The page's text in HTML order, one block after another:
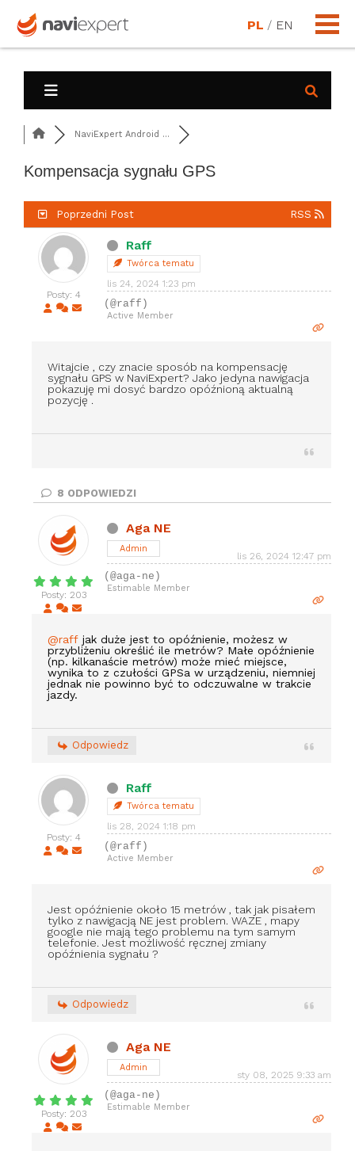
PL / EN
NaviExpert Android ...
Kompensacja sygnału GPS
Poprzedni Post RSS
Posty: 4
Raff
Twórca tematu
lis 24, 2024 1:23 pm
(@raff)
Active Member
Witajcie , czy znacie sposób na kompensację
sygnału GPS w NaviExpert? Jako jedyna nawigacja
pokazuję mi dosyć bardzo opóźnioną aktualną
pozycję .
8 ODPOWIEDZI
Posty: 203
Aga NE
Admin
lis 26, 2024 12:47 pm
(@aga-ne)
Estimable Member
@raff jak duże jest to opóźnienie, możesz w
przybliżeniu określić ile metrów? Małe opóźnienie
(np. kilkanaście metrów) może mieć miejsce,
wynika to z czułości GPSa w urządzeniu, niemniej
jednak nie powinno być to odczuwalne w trakcie
jazdy.
Odpowiedz
Posty: 4
Raff
Twórca tematu
lis 28, 2024 1:18 pm
(@raff)
Active Member
Jest opóźnienie około 15 metrów , tak jak pisałem
tylko z nawigacją NE jest problem. WAZE , mapy
google nie mają tego problemu na tym samym
telefonie. Jest możliwość ręcznej zmiany
opóźnienia sygnału ?
Odpowiedz
Posty: 203
Aga NE
Admin
sty 08, 2025 9:33 am
(@aga-ne)
Estimable Member